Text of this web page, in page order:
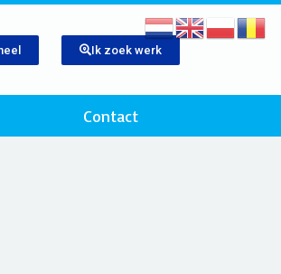
Ik zoek werk
Contact